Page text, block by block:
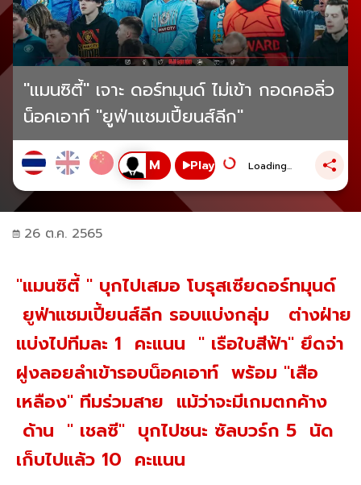
"แมนซิตี้" เจาะ ดอร์ทมุนด์ ไม่เข้า กอดคอลิ่ว
น็อคเอาท์ "ยูฟ่าแชมเปี้ยนส์ลีก"
Play Loading...
26 ต.ค. 2565
"แมนซิตี้ " บุกไปเสมอ โบรุสเซียดอร์ทมุนด์
ยูฟ่าแชมเปี้ยนส์ลีก รอบแบ่งกลุ่ม ต่างฝ่าย
แบ่งไปทีมละ 1 คะแนน " เรือใบสีฟ้า" ยึดจ่า
ฝูงลอยลำเข้ารอบน็อคเอาท์ พร้อม "เสือ
เหลือง" ทีมร่วมสาย แม้ว่าจะมีเกมตกค้าง
ด้าน " เชลซี" บุกไปชนะ ซัลบวร์ก 5 นัด
เก็บไปแล้ว 10 คะแนน